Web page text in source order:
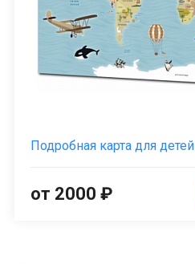
Подробная карта для детей
от 2000 ₽